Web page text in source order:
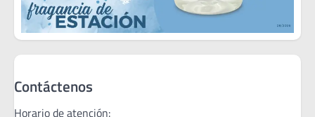
Contáctenos
Horario de atención: